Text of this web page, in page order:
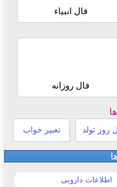
فال انبیاء
فال روزانه
روز تولد تعبیر خواب
اطلاعات دارویی